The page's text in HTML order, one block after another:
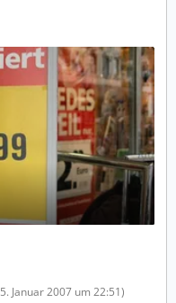
5. Januar 2007 um 22:51)